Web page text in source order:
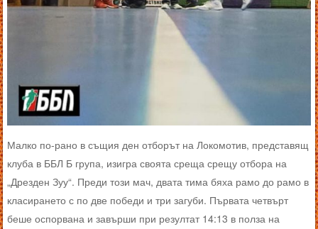
Малко по-рано в същия ден отборът на Локомотив, представящ
клуба в ББЛ Б група, изигра своята среща срещу отбора на
„Дрезден Зуу“. Преди този мач, двата тима бяха рамо до рамо в
класирането с по две победи и три загуби. Първата четвърт
беше оспорвана и завърши при резултат 14:13 в полза на